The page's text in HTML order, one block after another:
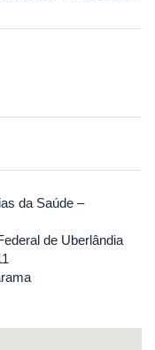
da Saúde –
de Uberlândia